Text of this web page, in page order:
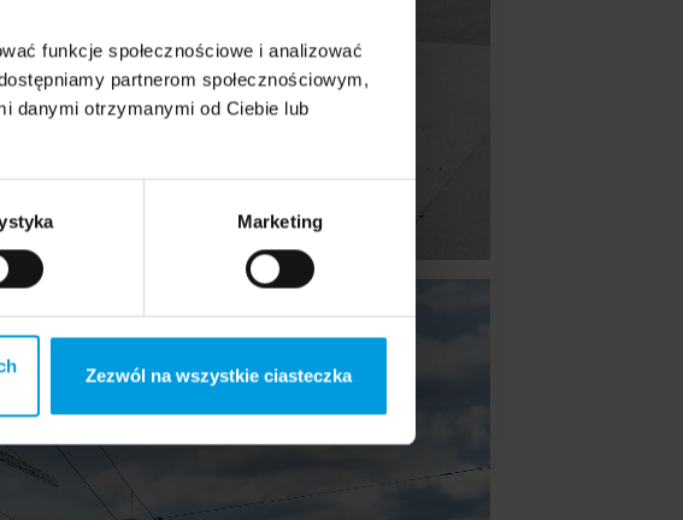
funkcje społecznościowe i analizować
partnerom społecznościowym,
danymi otrzymanymi od Ciebie lub
Marketing
Zezwól na wszystkie ciasteczka